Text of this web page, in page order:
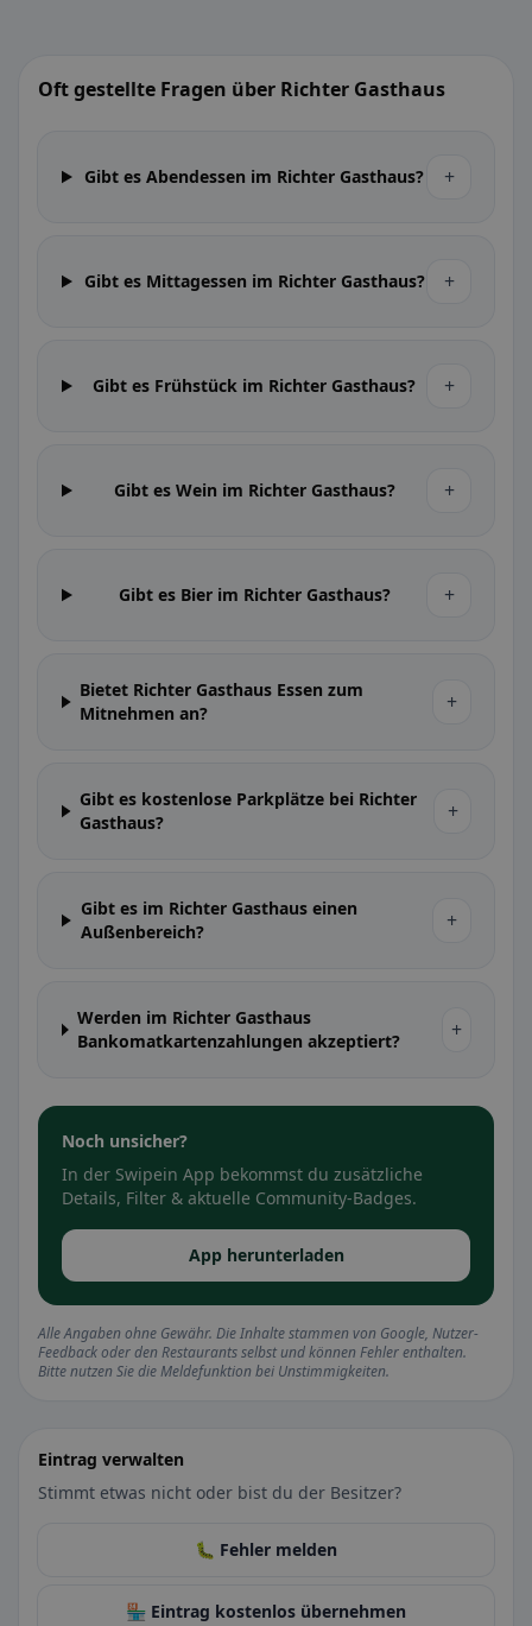
Oft gestellte Fragen über Richter Gasthaus
Gibt es Abendessen im Richter Gasthaus? +
Gibt es Mittagessen im Richter Gasthaus? +
Gibt es Frühstück im Richter Gasthaus? +
Gibt es Wein im Richter Gasthaus? +
Gibt es Bier im Richter Gasthaus? +
Bietet Richter Gasthaus Essen zum
Mitnehmen an?
+
Gibt es kostenlose Parkplätze bei Richter
Gasthaus?
+
Gibt es im Richter Gasthaus einen
Außenbereich?
+
Werden im Richter Gasthaus
Bankomatkartenzahlungen akzeptiert?
+
Noch unsicher?
In der Swipein App bekommst du zusätzliche
Details, Filter & aktuelle Community-Badges.
App herunterladen
Alle Angaben ohne Gewähr. Die Inhalte stammen von Google, Nutzer-
Feedback oder den Restaurants selbst und können Fehler enthalten.
Bitte nutzen Sie die Meldefunktion bei Unstimmigkeiten.
Eintrag verwalten
Stimmt etwas nicht oder bist du der Besitzer?
🐛 Fehler melden
🏪 Eintrag kostenlos übernehmen